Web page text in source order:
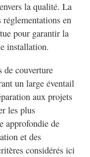
la qualité. La
réglementations en
pour garantir la
installation.
de couverture
un large éventail
aux projets
les plus
approfondie de
et des
considérés ici